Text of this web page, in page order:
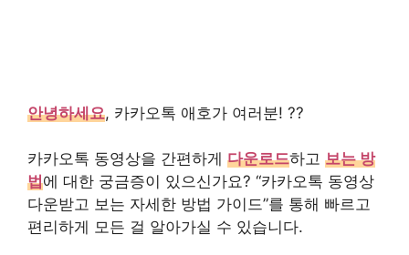
안녕하세요, 카카오톡 애호가 여러분! ??
카카오톡 동영상을 간편하게 다운로드하고 보는 방
법에 대한 궁금증이 있으신가요? “카카오톡 동영상
다운받고 보는 자세한 방법 가이드”를 통해 빠르고
편리하게 모든 걸 알아가실 수 있습니다.